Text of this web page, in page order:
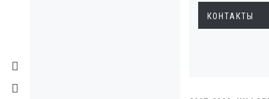
КОНТАКТЫ